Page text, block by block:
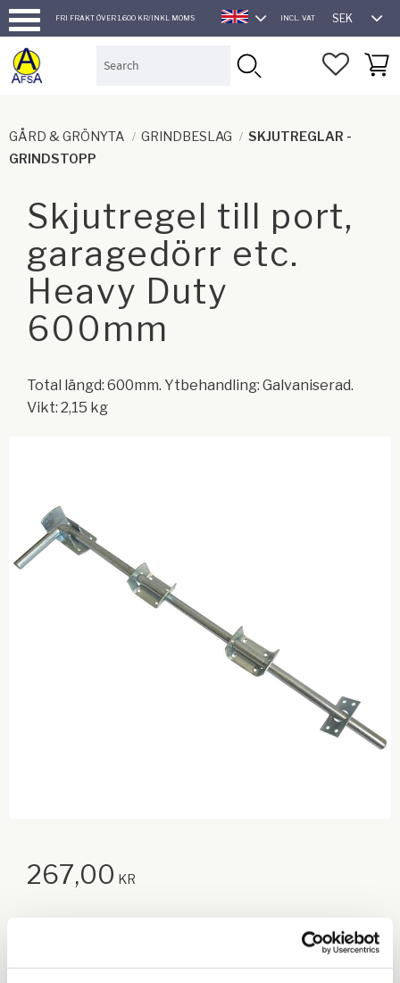
Menu
FRI FRAKT ÖVER 1.600 KR/INKL MOMS
ENGLISH
INCL. VAT SEK
GÅRD & GRÖNYTA GRINDBESLAG
SKJUTREGLAR -
GRINDSTOPP
Skjutregel till port,
garagedörr etc.
Heavy Duty
600mm
Total längd: 600mm. Ytbehandling: Galvaniserad.
Vikt: 2,15 kg
267,00 KR
pc.